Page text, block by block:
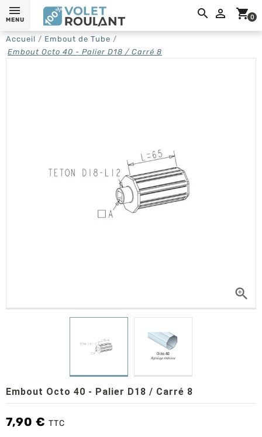
 shopping_cart0
MENU
Accueil
Embout de Tube
Embout Octo 40 - Palier D18 / Carré 8

Embout Octo 40 - Palier D18 / Carré 8
7,90 € TTC